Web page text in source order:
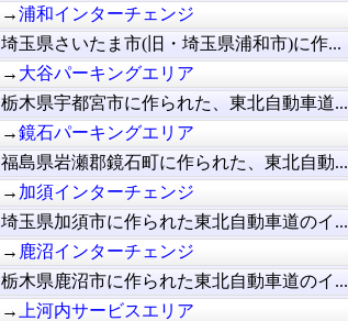
→浦和インターチェンジ
埼玉県さいたま市(旧・埼玉県浦和市)に作...
→ 大谷パーキングエリア
栃木県宇都宮市に作られた、東北自動車道...
→鏡石パーキングエリア
福島県岩瀬郡鏡石町に作られた、東北自動...
→ 加須インターチェンジ
埼玉県加須市に作られた東北自動車道のイ...
→ 鹿沼インターチェンジ
栃木県鹿沼市に作られた東北自動車道のイ...
→
上河内サービスエリア